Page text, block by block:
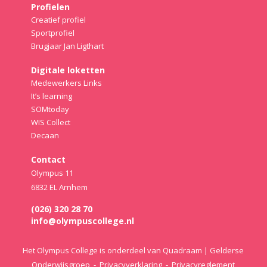
Profielen
Creatief profiel
Sportprofiel
Brugjaar Jan Ligthart
Digitale loketten
Medewerkers Links
It’s learning
SOMtoday
WIS Collect
Decaan
Contact
Olympus 11
6832 EL Arnhem
(026) 320 28 70
info@olympuscollege.nl
Het Olympus College is onderdeel van Quadraam | Gelderse
Onderwijsgroep -Privacyverklaring -Privacyreglement